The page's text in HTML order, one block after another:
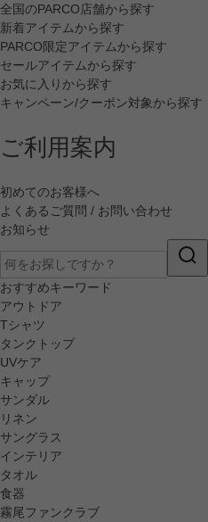
全国のPARCO店舗から探す
新着アイテムから探す
PARCO限定アイテムから探す
セールアイテムから探す
お気に入りから探す
キャンペーン/クーポン対象から探す
ご利用案内
初めてのお客様へ
よくあるご質問 / お問い合わせ
お知らせ
おすすめキーワード
アウトドア
Tシャツ
タンクトップ
UVケア
キャップ
サンダル
リネン
サングラス
インテリア
タオル
食器
霧尾ファンクラブ